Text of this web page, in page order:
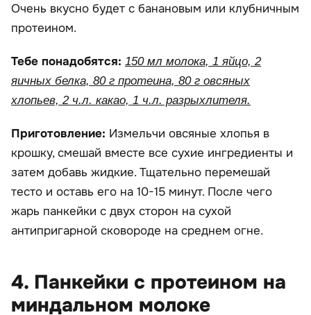
Очень вкусно будет с банановым или клубничным
протеином.
Тебе понадобятся: 150 мл молока, 1 яйцо, 2
яичных белка, 80 г протеина, 80 г овсяных
хлопьев, 2 ч.л. какао, 1 ч.л. разрыхлителя.
Приготовление: Измельчи овсяные хлопья в
крошку, смешай вместе все сухие ингредиенты и
затем добавь жидкие. Тщательно перемешай
тесто и оставь его на 10-15 минут. После чего
жарь панкейки с двух сторон на сухой
антипригарной сковороде на среднем огне.
4. Панкейки с протеином на
миндальном молоке